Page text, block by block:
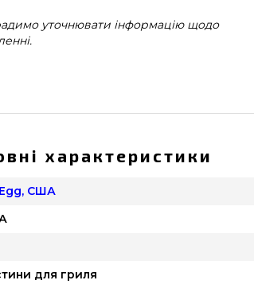
уточнювати інформацію щодо
характеристики
США
для гриля